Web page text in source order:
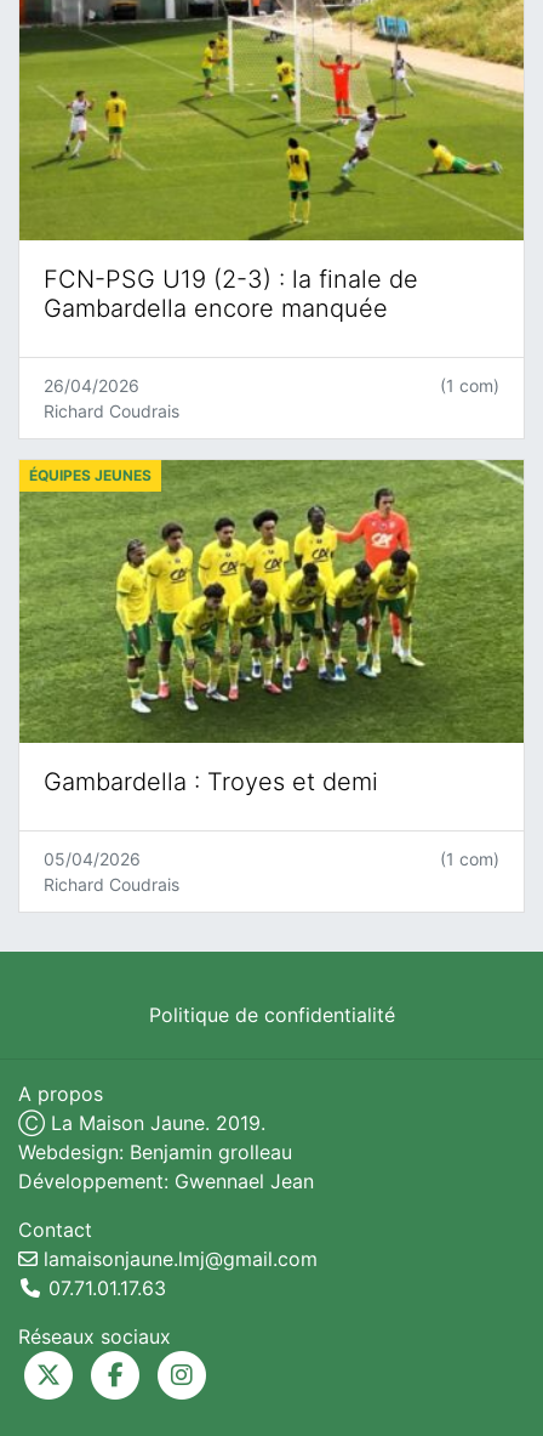
FCN-PSG U19 (2-3) : la finale de
Gambardella encore manquée
26/04/2026
Richard Coudrais
(1 com)
Gambardella : Troyes et demi
ÉQUIPES JEUNES
05/04/2026
Richard Coudrais
(1 com)
Politique de confidentialité
A propos
Ⓒ La Maison Jaune. 2019.
Webdesign: Benjamin grolleau
Développement: Gwennael Jean
Contact
lamaisonjaune.lmj@gmail.com
07.71.01.17.63
Réseaux sociaux